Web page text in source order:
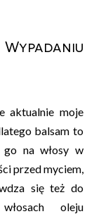
aktualnie moje
balsam to
go na włosy w
przed myciem,
się też do
oleju